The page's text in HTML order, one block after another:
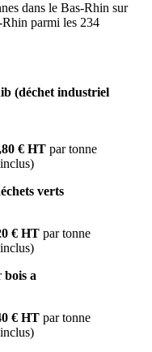
dans le Bas-Rhin sur
parmi les 234
(déchet industriel
€ HT par tonne
verts
€ HT par tonne
bois a
€ HT par tonne